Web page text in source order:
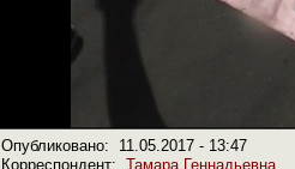
Опубликовано: 11.05.2017 - 13:47
Корреспондент: Тамара Геннадьевна